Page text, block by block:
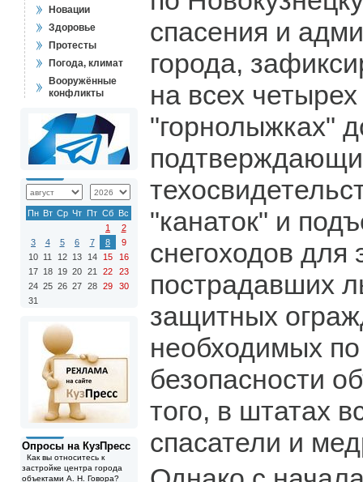
Новации
Здоровье
Протесты
Погода, климат
Вооружённые
конфликты
Пн Вт Ср Чт Пт Сб Вс
1
2
3
4 5 6 7 8
9
10 11 12 13 14 15
16
17 18 19 20 21 22
23
24 25 26 27 28 29
30
31
Опросы на КузПресс
Как вы относитесь к
застройке центра города
объектами А. Н. Говора?
спасения и
города,
на всех
"горнолыжках"
"канаток" и
снегоходов для
пострадавших
защитных
необходимых по
безопасности
того, в штатах
спасатели и